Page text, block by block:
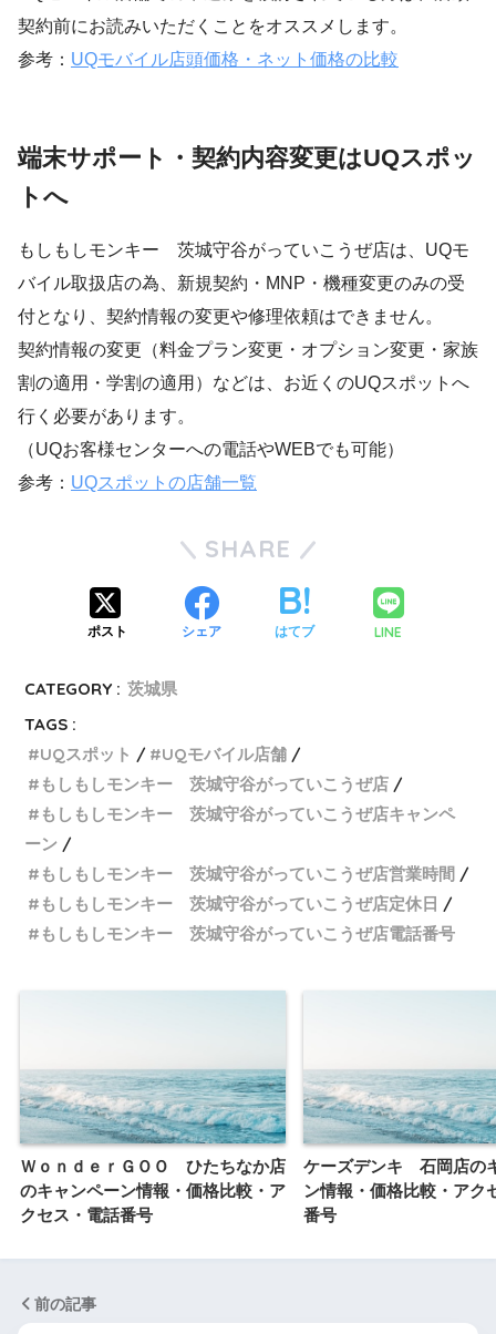
契約前にお読みいただくことをオススメします。
参考： UQモバイル店頭価格・ネット価格の比較
端末サポート・契約内容変更はUQスポッ
トへ
もしもしモンキー 茨城守谷がっていこうぜ店は、UQモ
バイル取扱店の為、新規契約・MNP・機種変更のみの受
付となり、契約情報の変更や修理依頼はできません。
契約情報の変更（料金プラン変更・オプション変更・家族
割の適用・学割の適用）などは、お近くのUQスポットへ
行く必要があります。
（UQお客様センターへの電話やWEBでも可能）
参考： UQスポットの店舗一覧
SHARE
ポスト シェア はてブ LINE
CATEGORY : 茨城県
TAGS :
UQスポット
UQモバイル店舗
もしもしモンキー 茨城守谷がっていこうぜ店
もしもしモンキー 茨城守谷がっていこうぜ店キャンペ
ーン
もしもしモンキー 茨城守谷がっていこうぜ店営業時間
もしもしモンキー 茨城守谷がっていこうぜ店定休日
もしもしモンキー 茨城守谷がっていこうぜ店電話番号
ＷｏｎｄｅｒＧＯＯ ひたちなか店
のキャンペーン情報・価格比較・ア
クセス・電話番号
ケーズデンキ 石岡店の
ン情報・価格比較・アク
番号
前の記事